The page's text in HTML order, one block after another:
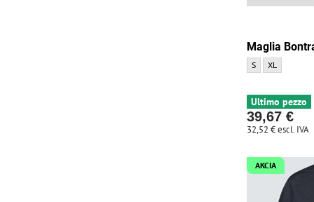
Maglia
Maglia Bontrager
S Maglia
XL
Ultimo pezzo
39,67 €
32,52 €escl. IVA
AKCIA